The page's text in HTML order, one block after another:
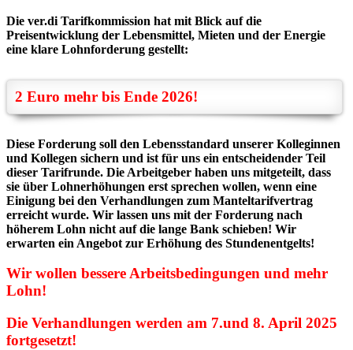
Die ver.di Tarifkommission hat mit Blick auf die
Preisentwicklung der Lebensmittel, Mieten und der Energie
eine klare Lohnforderung gestellt:
2 Euro mehr bis Ende 2026!
Diese Forderung soll den Lebensstandard unserer Kolleginnen
und Kollegen sichern und ist für uns ein entscheidender Teil
dieser Tarifrunde. Die Arbeitgeber haben uns mitgeteilt, dass
sie über Lohnerhöhungen erst sprechen wollen, wenn eine
Einigung bei den Verhandlungen zum Manteltarifvertrag
erreicht wurde. Wir lassen uns mit der Forderung nach
höherem Lohn nicht auf die lange Bank schieben! Wir
erwarten ein Angebot zur Erhöhung des Stundenentgelts!
Wir wollen bessere Arbeitsbedingungen und mehr
Lohn!
Die Verhandlungen werden am 7.und 8. April 2025
fortgesetzt!